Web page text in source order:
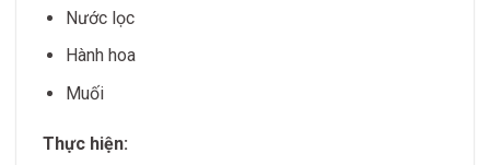
Nước lọc
Hành hoa
Muối
Thực hiện: